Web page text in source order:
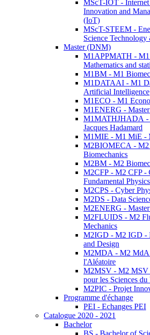
MScT-IOT -
Innovation and
(IoT)
MScT-STEEM -
Science
Master (DNM)
M1APPMATH -
Mathematics and
M1BM - M1
M1DATAAI - M1
Artificial Intelligence
M1ECO - M1
M1ENERG -
M1MATHJHADA -
Jacques Hadamard
M1MIE - M1 MiE -
M2BIOMECA - M2
Biomechanics
M2BM - M2
M2CFP - M2 CFP -
Fundamental Physics
M2CPS - Cyber
M2DS - Data
M2ENERG -
M2FLUIDS - M2
Mechanics
M2IGD - M2 IGD -
and Design
M2MDA - M2 MdA
l'Aléatoire
M2MSV - M2 MSV
pour les Sciences
M2PIC - Projet
Programme d'échange
PEI - Echanges PEI
Catalogue 2020 - 2021
Bachelor
BS - Bachelor of